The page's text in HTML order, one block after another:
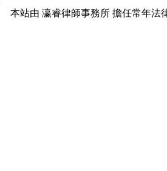
本站由 瀛睿律師事務所 擔任常年法